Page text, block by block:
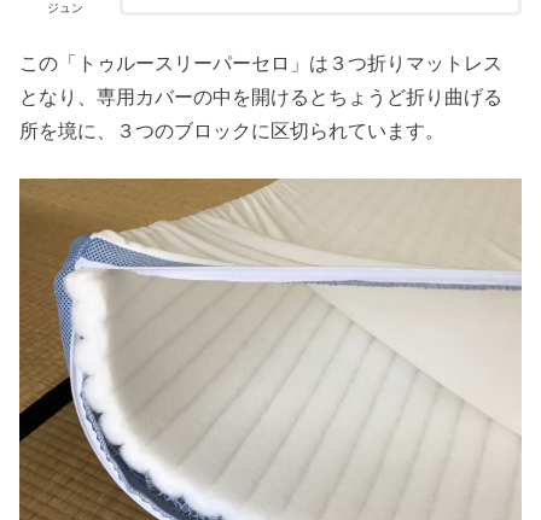
ジュン
この「トゥルースリーパーセロ」は３つ折りマットレス
となり、専用カバーの中を開けるとちょうど折り曲げる
所を境に、３つのブロックに区切られています。